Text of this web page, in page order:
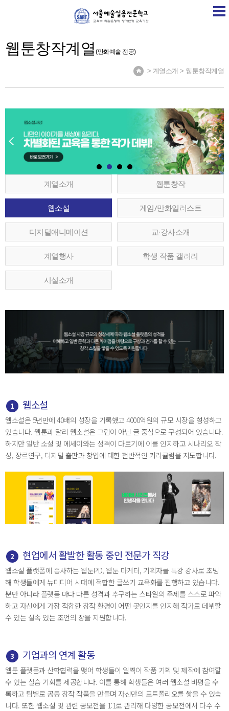
SART 학교소개
웹툰창작계열 (만화예술 전공)
> 계열소개 > 웹툰창작계열
계열소개 웹툰창작
웹소설 게임/만화일러스트
디지털애니메이션 교∙강사소개
계열행사 학생 작품 갤러리
시설소개
1 웹소설
웹소설은 5년만에 40배의 성장을 기록했고 4000억원의 규모 시장을 형성하고
있습니다. 웹툰과 달리 웹소설은 그림이 아닌 글 중심으로 구성되어 있습니다.
하지만 일반 소설 및 에세이와는 성격이 다르기에 이를 인지하고 시나리오 작
성, 장르연구, 디지털 출판과 창업에 대한 전반적인 커리큘럼을 지도합니다.
2 현업에서 활발한 활동 중인 전문가 직강
웹소설 플랫폼에 종사하는 웹툰PD, 웹툰 마케터, 기획자를 특강 강사로 초빙
해 학생들에게 뉴미디어 시대에 적합한 글쓰기 교육화를 진행하고 있습니다.
뿐만 아니라 플랫폼 마다 다른 성격과 추구하는 스타일의 주제를 스스로 파악
하고 자신에게 가장 적합한 창작 환경이 어떤 곳인지를 인지해 작가로 데뷔할
수 있는 실속 있는 조언의 장을 지원합니다.
3 기업과의 연계 활동
웹툰 플랫폼과 산학협력을 맺어 학생들이 일찍이 작품 기획 및 제작에 참여할
수 있는 실습 기회를 제공합니다. 이를 통해 학생들은 여러 웹소설 비평을 수
록하고 팀별로 공동 창작 작품을 만들며 자신만의 포트폴리오를 쌓을 수 있습
니다. 또한 웹소설 및 관련 공모전을 1:1로 관리해 다양한 공모전에서 다수 수